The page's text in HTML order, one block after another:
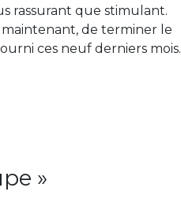
rassurant que stimulant.
de terminer le
ces neuf derniers mois.
»